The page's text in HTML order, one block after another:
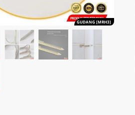
GUDANG [MRH3]